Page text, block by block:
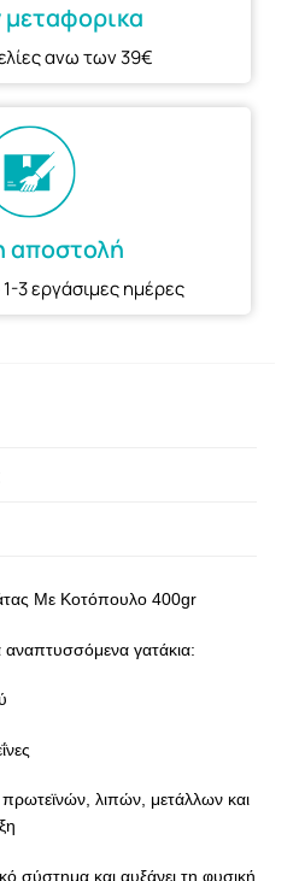
ανω των 39€
αποστολή
3 εργάσιμες ημέρες
Με Κοτόπουλο 400gr
γατάκια:
λιπών, μετάλλων και
σύστημα και αυξάνει τη φυσική